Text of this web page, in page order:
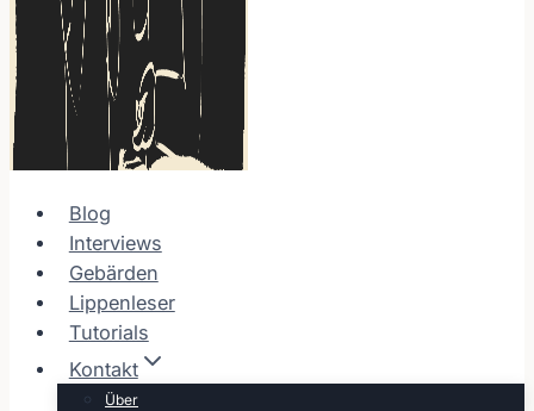
Blog
Interviews
Gebärden
Lippenleser
Tutorials
Kontakt
Über